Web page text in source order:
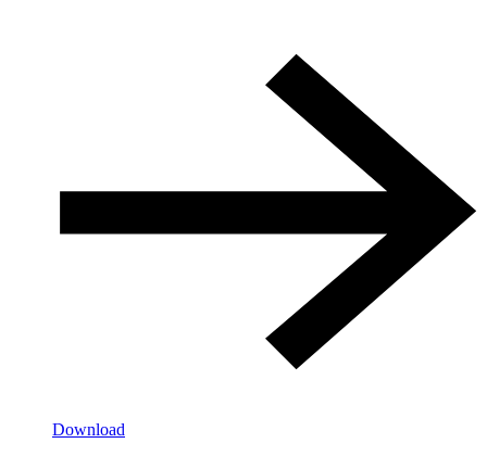
Download